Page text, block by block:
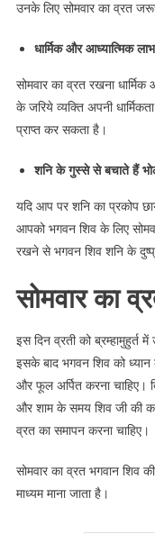
उनके लिए सोमवार का व्रत
धार्मिक और आध्यात्मिक लाभ
सोमवार का व्रत रखना
के जरिये व्यक्ति अपनी
प्राप्त कर सकता है।
शनि के गुस्से से बचाते हैं
यदि आप पर शनि का प्रकोप
आपको भगवन शिव के लिए
रखने से भगवन शिव शनि के
सोमवार का
इस दिन व्रती को ब्रम्हामुहुर्त
इसके बाद भगवन शिव को
और फूल अर्पित करना चाहिए।
और शाम के समय शिव जी की
व्रत का समापन करना चाहिए।
सोमवार का व्रत भगवान शिव
माध्यम माना जाता है।